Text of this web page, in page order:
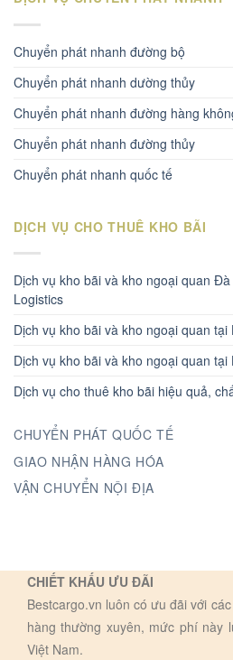
Chuyển phát nhanh đường bộ
Chuyển phát nhanh dường thủy
Chuyển phát nhanh đường hàng
Chuyển phát nhanh đường thủy
Chuyển phát nhanh quốc tế
DỊCH VỤ CHO THUÊ KHO BÃI
Dịch vụ kho bãi và kho ngoại quan
Logistics
Dịch vụ kho bãi và kho ngoại quan tại
Dịch vụ kho bãi và kho ngoại quan tại
Dịch vụ cho thuê kho bãi hiệu quả,
CHUYỂN PHÁT QUỐC TẾ
GIAO NHẬN HÀNG HÓA
VẬN CHUYỂN NỘI ĐỊA
CHIẾT KHẤU ƯU ĐÃI
Bestcargo.vn luôn có ưu đãi với
hàng thường xuyên, mức phí này
Việt Nam.